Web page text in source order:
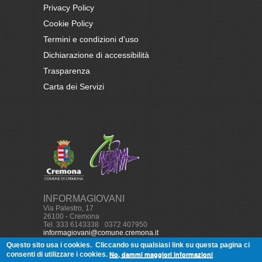
Privacy Policy
Cookie Policy
Termini e condizioni d'uso
Dichiarazione di accessibilità
Trasparenza
Carta dei Servizi
INFORMAGIOVANI
Via Palestro, 17
26100 - Cremona
Tel. 333 6143338
0372 407950
informagiovani@comune.cremona.it
Questo sito usa i cookies. Cliccando su qualsiasi link su questa pagina ci
consenti di utilizzare i cookies. No, dammi maggiori informazioni